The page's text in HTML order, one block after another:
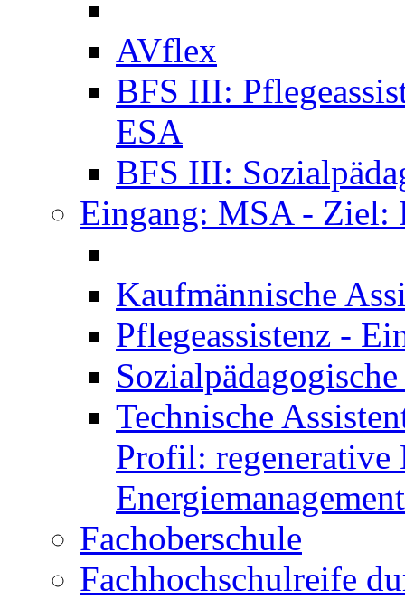
AVflex
BFS III:
ESA
BFS III:
Eingang: MSA - Ziel:
Kaufmännische
Pflegeassistenz -
Technische
Profil: regenerative
Energiemanagement
Fachoberschule
Fachhochschulreife